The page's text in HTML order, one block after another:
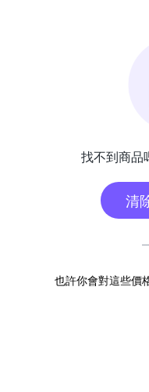
找不到商品
清
也許你會對這些價